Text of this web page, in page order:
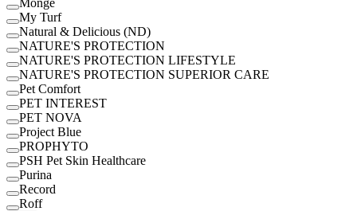
My Turf
Natural & Delicious (ND)
NATURE'S PROTECTION
NATURE'S PROTECTION LIFESTYLE
NATURE'S PROTECTION SUPERIOR CARE
Pet Comfort
PET INTEREST
PET NOVA
Project Blue
PROPHYTO
PSH Pet Skin Healthcare
Purina
Record
Roff